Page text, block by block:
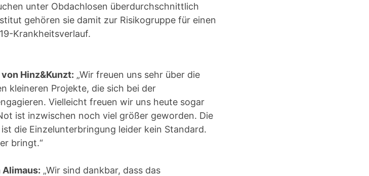
unter Obdachlosen überdurchschnittlich
gehören sie damit zur Risikogruppe für einen
Krankheitsverlauf.
Hinz&Kunzt: „Wir freuen uns sehr über die
kleineren Projekte, die sich bei der
Vielleicht freuen wir uns heute sogar
ist inzwischen noch viel größer geworden. Die
die Einzelunterbringung leider kein Standard.
bringt.“
Alimaus: „Wir sind dankbar, dass das